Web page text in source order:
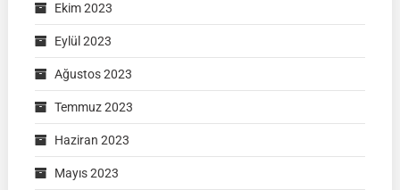
Ekim 2023
Eylül 2023
Ağustos 2023
Temmuz 2023
Haziran 2023
Mayıs 2023